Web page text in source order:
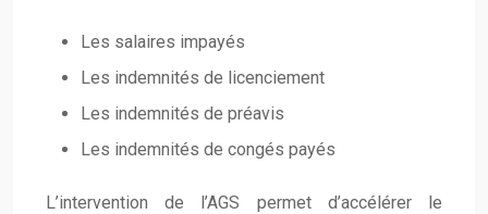
Les salaires impayés
Les indemnités de licenciement
Les indemnités de préavis
Les indemnités de congés payés
L’intervention de l’AGS permet d’accélérer le